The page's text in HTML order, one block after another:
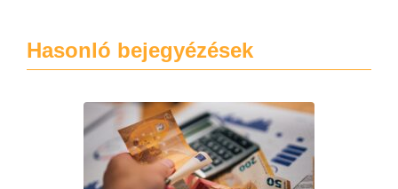
Hasonló bejegyézések